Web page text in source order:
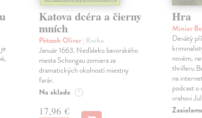
Katova dcéra a čierny
mních
Pötzsch Oliver| Kniha
Január 1663. Neďaleko bavorského
mesta Schongau zomiera za
dramatických okolností miestny
farár.
Na sklade ?
17,96 €
Hra
Minier
Devátý
novém,
thrilleru
na
podcast
vrahovi